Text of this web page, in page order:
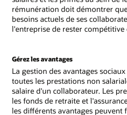
rémunération doit démontrer
besoins actuels de ses
l'entreprise de rester compétitive
Gérez les avantages
La gestion des avantages
toutes les prestations non
salaire d'un collaborateur. Les
les fonds de retraite et
les différents avantages peuvent